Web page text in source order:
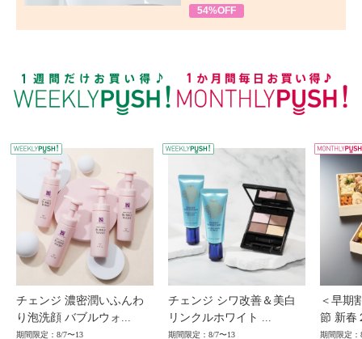
54%OFF
WEEKLY PUSH
チェンジ 濃密潤いふんわ
り泡洗顔 バブルウォ...
期間限定：8/7〜13
チェンジ シワ改善＆美白
リンクルホワイト ...
期間限定：8/7〜13
＜早期
節 新春
期間限定：